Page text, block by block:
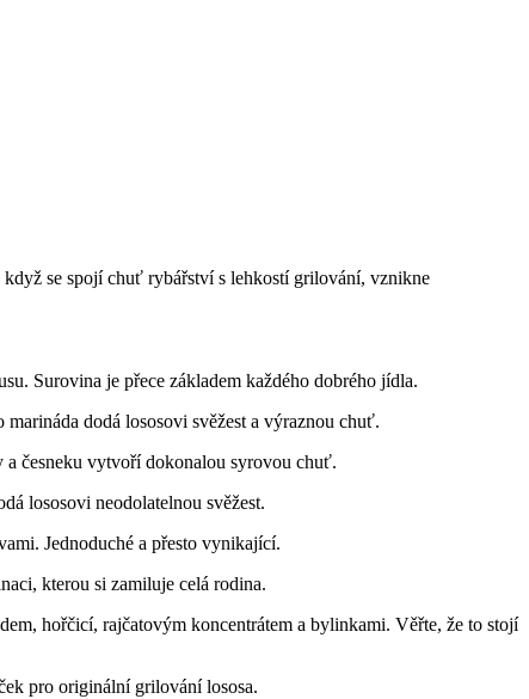
když se spojí chuť rybářství s lehkostí grilování, vznikne
Surovina ‍je přece základem každého dobrého jídla.
dodá lososovi svěžest a výraznou chuť.
a česneku vytvoří dokonalou syrovou chuť.
lososovi neodolatelnou ⁢svěžest.
Jednoduché a přesto vynikající.
kterou si zamiluje celá rodina.
hořčicí, rajčatovým koncentrátem​ a bylinkami. Věřte, že to stojí
pro‍ originální grilování lososa.